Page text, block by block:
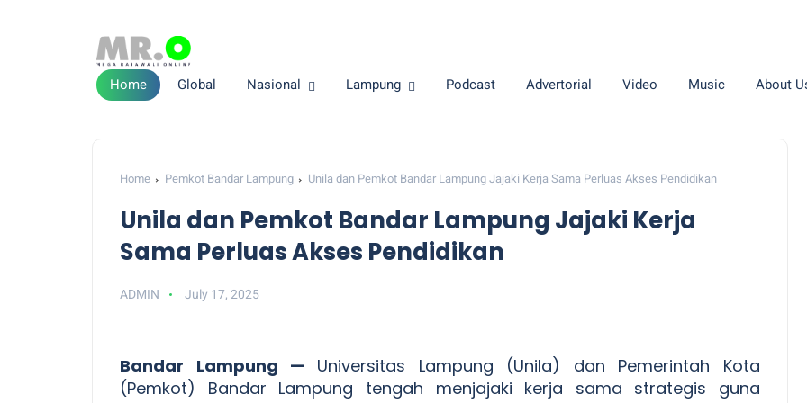
Home Global Nasional Lampung Podcast Advertorial Video Music About
Home Pemkot Bandar Lampung Unila dan Pemkot Bandar Lampung Jajaki Kerja Sama Perluas Akses Pendidikan
Unila dan Pemkot Bandar Lampung Jajaki Kerja
Sama Perluas Akses Pendidikan
ADMIN July 17, 2025
Bandar Lampung — Universitas Lampung (Unila) dan Pemerintah Kota
(Pemkot) Bandar Lampung tengah menjajaki kerja sama strategis guna